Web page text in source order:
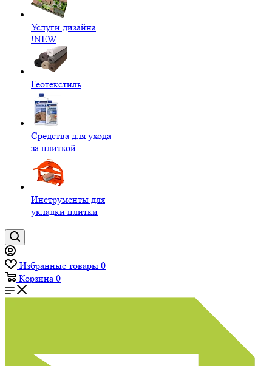
Услуги дизайна
!NEW
Геотекстиль
Средства для ухода
за плиткой
Инструменты для
укладки плитки
Избранные товары 0
Корзина 0